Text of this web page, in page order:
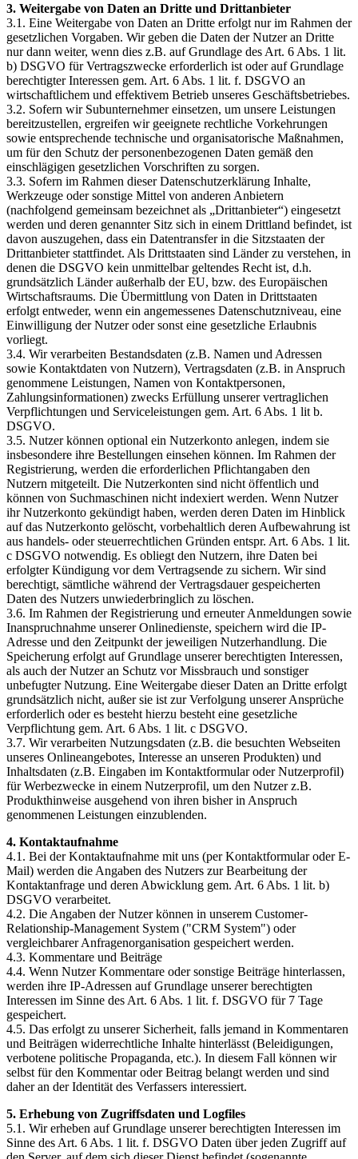
3. Weitergabe von Daten an Dritte und Drittanbieter
3.1. Eine Weitergabe von Daten an Dritte erfolgt nur im Rahmen der
gesetzlichen Vorgaben. Wir geben die Daten der Nutzer an Dritte
nur dann weiter, wenn dies z.B. auf Grundlage des Art. 6 Abs. 1 lit.
b) DSGVO für Vertragszwecke erforderlich ist oder auf Grundlage
berechtigter Interessen gem. Art. 6 Abs. 1 lit. f. DSGVO an
wirtschaftlichem und effektivem Betrieb unseres Geschäftsbetriebes.
3.2. Sofern wir Subunternehmer einsetzen, um unsere Leistungen
bereitzustellen, ergreifen wir geeignete rechtliche Vorkehrungen
sowie entsprechende technische und organisatorische Maßnahmen,
um für den Schutz der personenbezogenen Daten gemäß den
einschlägigen gesetzlichen Vorschriften zu sorgen.
3.3. Sofern im Rahmen dieser Datenschutzerklärung Inhalte,
Werkzeuge oder sonstige Mittel von anderen Anbietern
(nachfolgend gemeinsam bezeichnet als „Drittanbieter“) eingesetzt
werden und deren genannter Sitz sich in einem Drittland befindet, ist
davon auszugehen, dass ein Datentransfer in die Sitzstaaten der
Drittanbieter stattfindet. Als Drittstaaten sind Länder zu verstehen, in
denen die DSGVO kein unmittelbar geltendes Recht ist, d.h.
grundsätzlich Länder außerhalb der EU, bzw. des Europäischen
Wirtschaftsraums. Die Übermittlung von Daten in Drittstaaten
erfolgt entweder, wenn ein angemessenes Datenschutzniveau, eine
Einwilligung der Nutzer oder sonst eine gesetzliche Erlaubnis
vorliegt.
3.4. Wir verarbeiten Bestandsdaten (z.B. Namen und Adressen
sowie Kontaktdaten von Nutzern), Vertragsdaten (z.B. in Anspruch
genommene Leistungen, Namen von Kontaktpersonen,
Zahlungsinformationen) zwecks Erfüllung unserer vertraglichen
Verpflichtungen und Serviceleistungen gem. Art. 6 Abs. 1 lit b.
DSGVO.
3.5. Nutzer können optional ein Nutzerkonto anlegen, indem sie
insbesondere ihre Bestellungen einsehen können. Im Rahmen der
Registrierung, werden die erforderlichen Pflichtangaben den
Nutzern mitgeteilt. Die Nutzerkonten sind nicht öffentlich und
können von Suchmaschinen nicht indexiert werden. Wenn Nutzer
ihr Nutzerkonto gekündigt haben, werden deren Daten im Hinblick
auf das Nutzerkonto gelöscht, vorbehaltlich deren Aufbewahrung ist
aus handels- oder steuerrechtlichen Gründen entspr. Art. 6 Abs. 1 lit.
c DSGVO notwendig. Es obliegt den Nutzern, ihre Daten bei
erfolgter Kündigung vor dem Vertragsende zu sichern. Wir sind
berechtigt, sämtliche während der Vertragsdauer gespeicherten
Daten des Nutzers unwiederbringlich zu löschen.
3.6. Im Rahmen der Registrierung und erneuter Anmeldungen sowie
Inanspruchnahme unserer Onlinedienste, speichern wird die IP-
Adresse und den Zeitpunkt der jeweiligen Nutzerhandlung. Die
Speicherung erfolgt auf Grundlage unserer berechtigten Interessen,
als auch der Nutzer an Schutz vor Missbrauch und sonstiger
unbefugter Nutzung. Eine Weitergabe dieser Daten an Dritte erfolgt
grundsätzlich nicht, außer sie ist zur Verfolgung unserer Ansprüche
erforderlich oder es besteht hierzu besteht eine gesetzliche
Verpflichtung gem. Art. 6 Abs. 1 lit. c DSGVO.
3.7. Wir verarbeiten Nutzungsdaten (z.B. die besuchten Webseiten
unseres Onlineangebotes, Interesse an unseren Produkten) und
Inhaltsdaten (z.B. Eingaben im Kontaktformular oder Nutzerprofil)
für Werbezwecke in einem Nutzerprofil, um den Nutzer z.B.
Produkthinweise ausgehend von ihren bisher in Anspruch
genommenen Leistungen einzublenden.
4. Kontaktaufnahme
4.1. Bei der Kontaktaufnahme mit uns (per Kontaktformular oder E-
Mail) werden die Angaben des Nutzers zur Bearbeitung der
Kontaktanfrage und deren Abwicklung gem. Art. 6 Abs. 1 lit. b)
DSGVO verarbeitet.
4.2. Die Angaben der Nutzer können in unserem Customer-
Relationship-Management System ("CRM System") oder
vergleichbarer Anfragenorganisation gespeichert werden.
4.3. Kommentare und Beiträge
4.4. Wenn Nutzer Kommentare oder sonstige Beiträge hinterlassen,
werden ihre IP-Adressen auf Grundlage unserer berechtigten
Interessen im Sinne des Art. 6 Abs. 1 lit. f. DSGVO für 7 Tage
gespeichert.
4.5. Das erfolgt zu unserer Sicherheit, falls jemand in Kommentaren
und Beiträgen widerrechtliche Inhalte hinterlässt (Beleidigungen,
verbotene politische Propaganda, etc.). In diesem Fall können wir
selbst für den Kommentar oder Beitrag belangt werden und sind
daher an der Identität des Verfassers interessiert.
5. Erhebung von Zugriffsdaten und Logfiles
5.1. Wir erheben auf Grundlage unserer berechtigten Interessen im
Sinne des Art. 6 Abs. 1 lit. f. DSGVO Daten über jeden Zugriff auf